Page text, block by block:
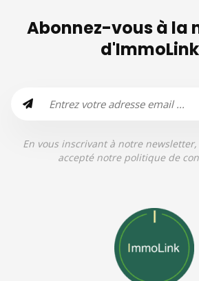
Abonnez-vous à la
En vous inscrivant à notre
accepté notre politique de